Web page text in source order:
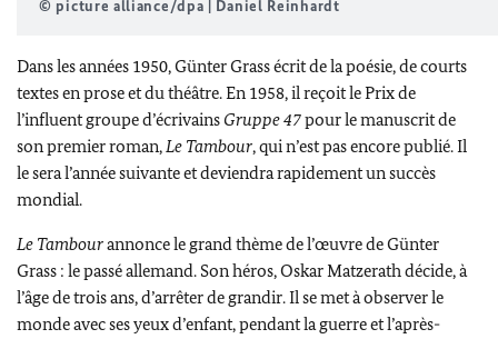
© picture alliance/dpa | Daniel Reinhardt
Dans les années 1950,Günter Grassécrit de la poésie, de courts
textes en prose et du théâtre. En 1958, il reçoit le Prix de
l’influent groupe d’écrivains Gruppe 47pour le manuscrit de
son premier roman,Le Tambour, qui n’est pas encore publié. Il
le sera l’année suivante et deviendra rapidement un succès
mondial.
Le Tambourannonce le grand thème de l’œuvre deGünter
Grass : le passé allemand. Son héros,Oskar Matzerathdécide, à
l’âge de trois ans, d’arrêter de grandir. Il se met à observer le
monde avec ses yeux d’enfant, pendant la guerre et l’après-